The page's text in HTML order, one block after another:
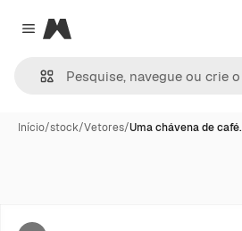
Close menu
Magnific
Início/stock/Vetores/Uma chávena de café.